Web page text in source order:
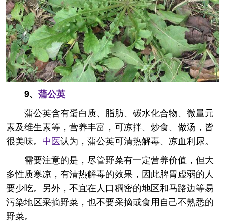
9、 蒲公英
蒲公英含有蛋白质、脂肪、碳水化合物、微量元
素及维生素等，营养丰富，可凉拌、炒食、做汤，皆
很美味。 中医认为，蒲公英可清热解毒、凉血利尿。
需要注意的是，尽管野菜有一定营养价值，但大
多性质寒凉，有清热解毒的效果，因此脾胃虚弱的人
要少吃。另外，不宜在人口稠密的地区和马路边等易
污染地区采摘野菜，也不要采摘或食用自己不熟悉的
野菜。